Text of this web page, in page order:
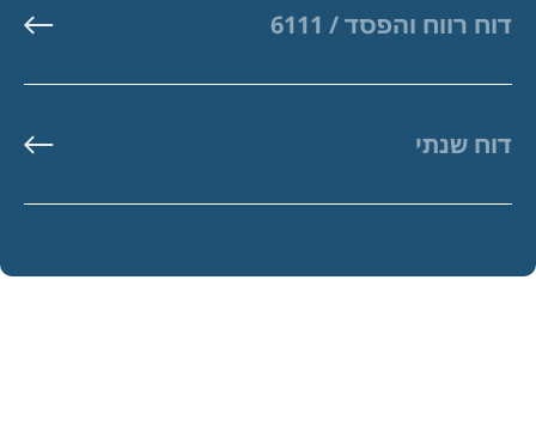
דוח רווח והפסד / 6111
דוח שנתי